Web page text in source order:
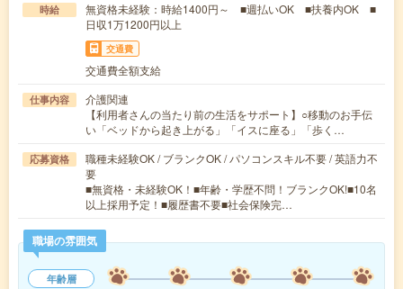
時給
無資格未経験：時給1400円～ ■週払いOK ■扶養内OK ■
日収1万1200円以上
交通費
交通費全額支給
仕事内容
介護関連
【利用者さんの当たり前の生活をサポート】○移動のお手伝
い「ベッドから起き上がる」「イスに座る」「歩く…
応募資格
職種未経験OK / ブランクOK / パソコンスキル不要 / 英語力不
要
■無資格・未経験OK！■年齢・学歴不問！ブランクOK!■10名
以上採用予定！■履歴書不要■社会保険完…
職場の雰囲気
年齢層